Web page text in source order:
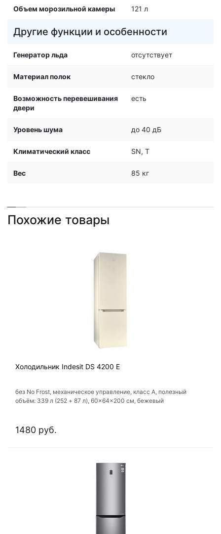
Объем морозильной камеры 121 л
Другие функции и особенности
Генератор льда отсутствует
Материал полок стекло
Возможность перевешивания
двери
есть
Уровень шума до 40 дБ
Климатический класс SN, T
Вес 85 кг
Похожие товары
Холодильник Indesit DS 4200 E
без No Frost, механическое управление, класс A, полезный
объём: 339 л (252 + 87 л), 60x64x200 см, бежевый
1480 руб.